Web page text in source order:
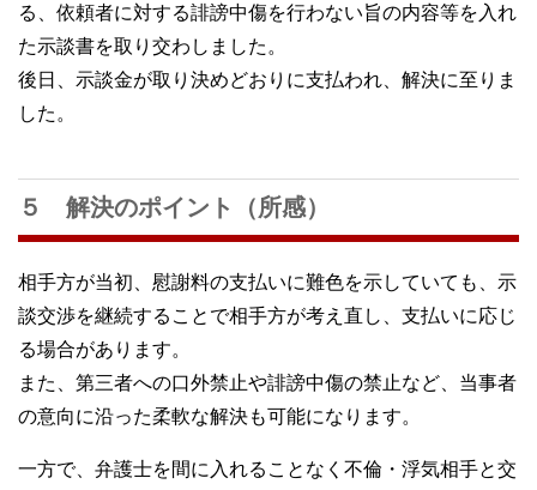
る、依頼者に対する誹謗中傷を行わない旨の内容等を入れ
た示談書を取り交わしました。
後日、示談金が取り決めどおりに支払われ、解決に至りま
した。
５ 解決のポイント（所感）
相手方が当初、慰謝料の支払いに難色を示していても、示
談交渉を継続することで相手方が考え直し、支払いに応じ
る場合があります。
また、第三者への口外禁止や誹謗中傷の禁止など、当事者
の意向に沿った柔軟な解決も可能になります。
一方で、弁護士を間に入れることなく不倫・浮気相手と交